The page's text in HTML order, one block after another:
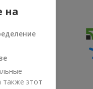
на
также этот